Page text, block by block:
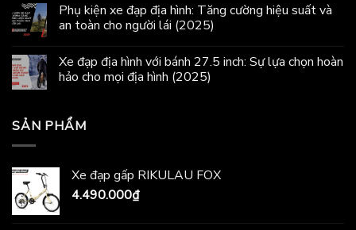
Phụ kiện xe đạp địa hình: Tăng cường hiệu suất và
an toàn cho người lái (2025)
Xe đạp địa hình với bánh 27.5 inch: Sự lựa chọn hoàn
hảo cho mọi địa hình (2025)
SẢN PHẨM
Xe đạp gấp RIKULAU FOX
4.490.000₫